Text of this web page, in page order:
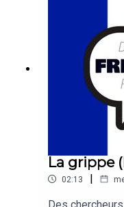
finally been
La grippe
02:13 |